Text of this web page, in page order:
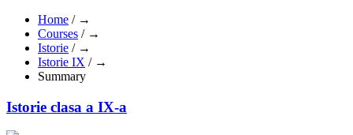
Home / →
Courses / →
Istorie / →
Istorie IX / →
Summary
Istorie clasa a IX-a